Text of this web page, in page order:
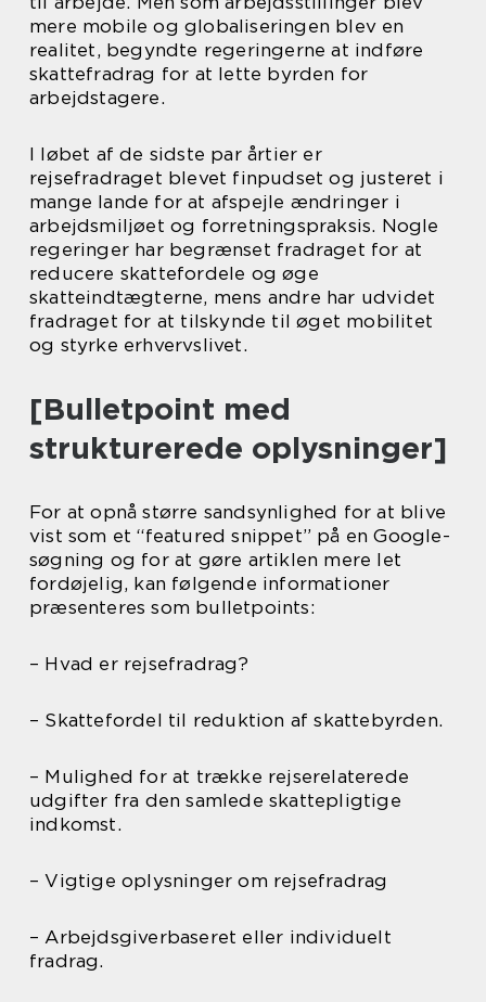
mere mobile og globaliseringen blev en
realitet, begyndte regeringerne at indføre
skattefradrag for at lette byrden for
arbejdstagere.
I løbet af de sidste par årtier er
rejsefradraget blevet finpudset og justeret i
mange lande for at afspejle ændringer i
arbejdsmiljøet og forretningspraksis. Nogle
regeringer har begrænset fradraget for at
reducere skattefordele og øge
skatteindtægterne, mens andre har udvidet
fradraget for at tilskynde til øget mobilitet
og styrke erhvervslivet.
[Bulletpoint med
strukturerede oplysninger]
For at opnå større sandsynlighed for at blive
vist som et “featured snippet” på en Google-
søgning og for at gøre artiklen mere let
fordøjelig, kan følgende informationer
præsenteres som bulletpoints:
– Hvad er rejsefradrag?
– Skattefordel til reduktion af skattebyrden.
– Mulighed for at trække rejserelaterede
udgifter fra den samlede skattepligtige
indkomst.
– Vigtige oplysninger om rejsefradrag
– Arbejdsgiverbaseret eller individuelt
fradrag.